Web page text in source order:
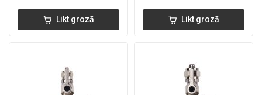
Likt grozā Likt grozā